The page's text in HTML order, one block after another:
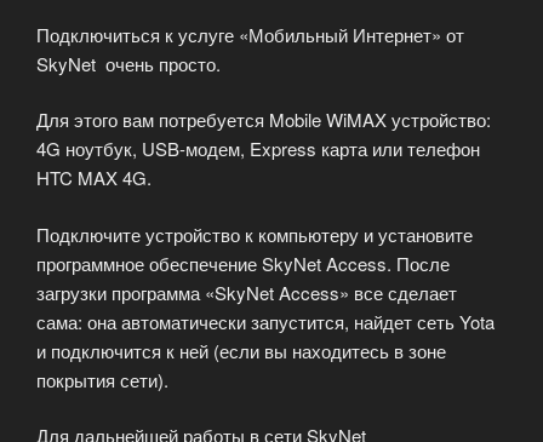
зону
в
заведении»
Подключиться к услуге «Мобильный Интернет» от
SkyNet очень просто.
Для этого вам потребуется Mobile WiMAX устройство:
4G ноутбук, USB-модем, Express карта или телефон
HTC MAX 4G.
Подключите устройство к компьютеру и установите
программное обеспечение SkyNet Access. После
загрузки программа «SkyNet Access» все сделает
сама: она автоматически запустится, найдет сеть Yota
и подключится к ней (если вы находитесь в зоне
покрытия сети).
Для дальнейшей работы в сети SkyNet